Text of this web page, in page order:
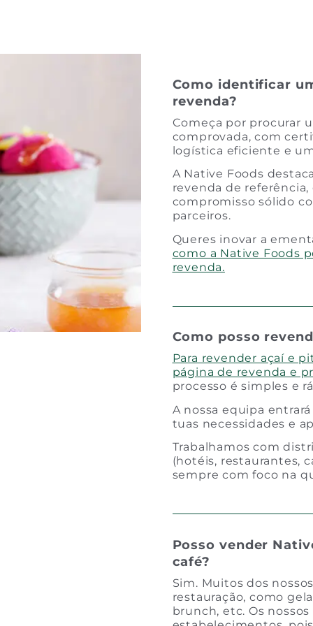
Como identificar
revenda?
Começa por procurar
comprovada, com
logística eficiente e
A Native Foods
revenda de
compromisso sólido
parceiros.
Queres inovar a
como a Native Foods
revenda.
Como posso
Para revender açaí e
página de revenda e
processo é simples e
A nossa equipa
tuas necessidades e
Trabalhamos com
(hotéis, restaurantes,
sempre com foco na
Posso vender
café?
Sim. Muitos dos
restauração, como
brunch, etc. Os